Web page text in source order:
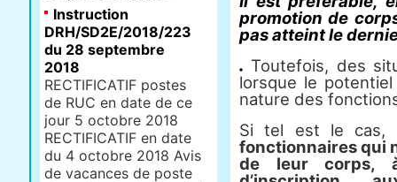
promotion de
pas atteint le
Toutefois, des
lorsque le
nature des
Si tel est le cas,
fonctionnaires qui
de leur corps,
Instruction
DRH/SD2E/2018/223
du 28 septembre
2018
RECTIFICATIF postes
de RUC en date de ce
jour 5 octobre 2018
RECTIFICATIF en date
du 4 octobre 2018 Avis
de vacances de poste